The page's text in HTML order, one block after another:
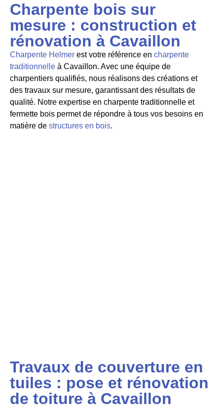
Charpente bois sur
mesure : construction et
rénovation à Cavaillon
Charpente Helmer est votre référence en charpente
traditionnelle à Cavaillon. Avec une équipe de
charpentiers qualifiés, nous réalisons des créations et
des travaux sur mesure, garantissant des résultats de
qualité. Notre expertise en charpente traditionnelle et
fermette bois permet de répondre à tous vos besoins en
matière de structures en bois.
Travaux de couverture en
tuiles : pose et rénovation
de toiture à Cavaillon